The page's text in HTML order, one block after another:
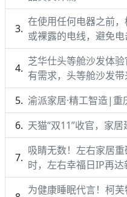
在使用任何电器之前
或裸露的电线，避免电
芝华仕头等舱沙发体
有需求，头等舱沙发
渝派家居·精工智造|重
天猫“双11”收官，家居
吸睛无数！左右家居
时，左右幸福日IP再达
为健康睡眠代言！柯